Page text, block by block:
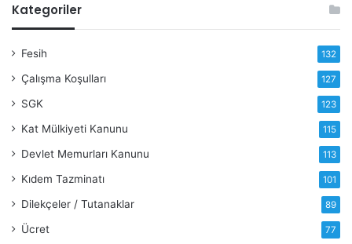
Kategoriler
Fesih 132
Çalışma Koşulları 127
SGK 123
Kat Mülkiyeti Kanunu 115
Devlet Memurları Kanunu 113
Kıdem Tazminatı 101
Dilekçeler / Tutanaklar 89
Ücret 77